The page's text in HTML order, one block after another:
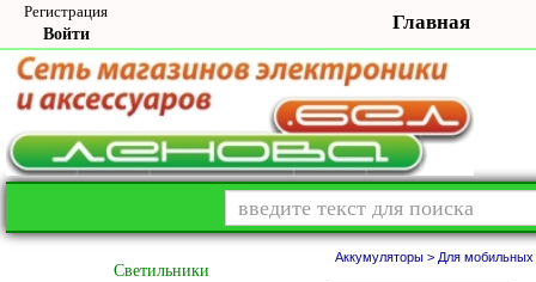
Регистрация
Войти
Главная
Cветильники
Аккумуляторы > Для